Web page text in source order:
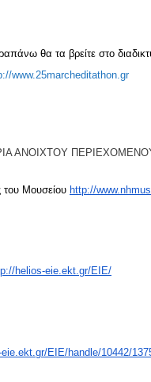
θα τα βρείτε στο
://www.25marcheditathon gr
ΑΝΟΙΧΤΟΥ
του Μουσείου http://
helios-eie.ekt.gr/EIE/
EIE/handle/10442/